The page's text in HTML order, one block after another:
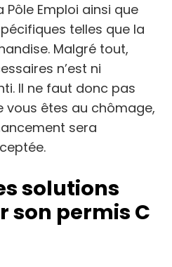
Emploi ainsi que
telles que la
Malgré tout,
n’est ni
Il ne faut donc pas
vous êtes au chômage,
sera
solutions
son permis C